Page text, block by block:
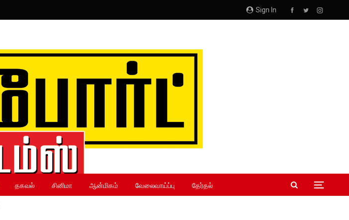
Sign In
தகவல் சினிமா ஆன்மிகம் வேலைவாய்ப்பு தேர்தல்